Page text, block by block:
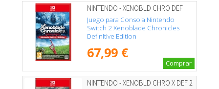
NINTENDO - XENOBLD CHRO DEF
Juego para Consola Nintendo
Switch 2 Xenoblade Chronicles
Definitive Edition
67,99 €
Comprar
NINTENDO - XENOBLD CHRO X DEF 2